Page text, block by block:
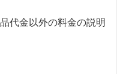
代金以外の料金の説明